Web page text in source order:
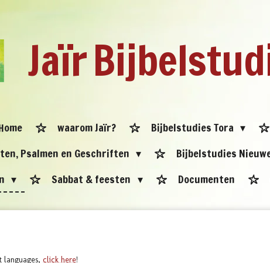
Jaïr
waarom Jaïr?
Bijbelstudies Tora
Psalmen en Geschriften
Bijbelstudies
Sabbat & feesten Documenten
languages, click here!